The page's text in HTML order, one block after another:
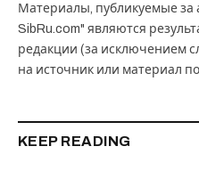
Материалы, публикуемые за
SibRu.com" являются
редакции (за исключением
на источник или материал
KEEP READING